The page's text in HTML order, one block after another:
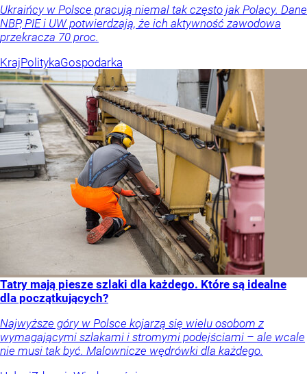
Ukraińcy w Polsce pracują niemal tak często jak Polacy. Dane
NBP, PIE i UW potwierdzają, że ich aktywność zawodowa
przekracza 70 proc.
KrajPolitykaGospodarka
Tatry mają piesze szlaki dla każdego. Które są idealne
dla początkujących?
Najwyższe góry w Polsce kojarzą się wielu osobom z
wymagającymi szlakami i stromymi podejściami – ale wcale
nie musi tak być. Malownicze wędrówki dla każdego.